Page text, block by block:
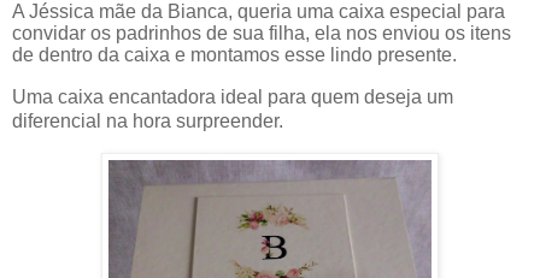
A Jéssica mãe da Bianca, queria uma caixa especial para
convidar os padrinhos de sua filha, ela nos enviou os itens
de dentro da caixa e montamos esse lindo presente.
Uma caixa encantadora ideal para quem deseja um
diferencial na hora surpreender.